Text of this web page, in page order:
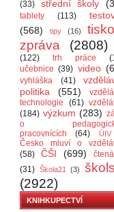
(33)
střední školy
tablety (113)
(568)
tipy (16)
zpráva
(2808)
(122)
trh práce
učebnice (39) video
vyhláška (41)
politika
(551)
technologie
(61)
(184) výzkum (283)
o
pracovnících
(64) ÚIV
Česko mluví o
(58)
ČŠI (699)
(31) Škola21 (3)
(2922)
KNIHKUPECTVÍ